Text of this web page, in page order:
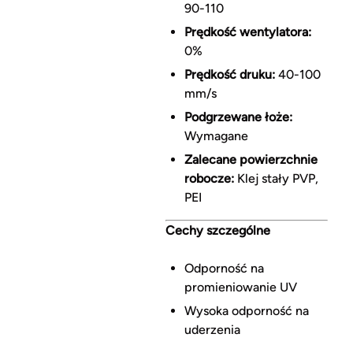
90-110
Prędkość wentylatora:
0%
Prędkość druku:40-100
mm/s
Podgrzewane łoże:
Wymagane
Zalecane powierzchnie
robocze:Klej stały PVP,
PEI
Cechy szczególne
Odporność na
promieniowanie UV
Wysoka odporność na
uderzenia